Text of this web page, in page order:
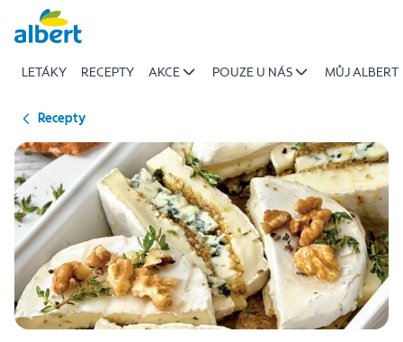
Přeskočit
LETÁKY RECEPTY AKCE POUZE U NÁS MŮJ ALBERT
Recepty